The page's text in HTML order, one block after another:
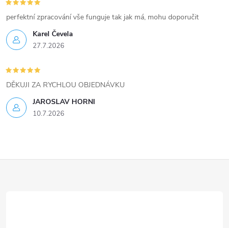
Karel Čevela
27.7.2026
perfektní zpracování vše funguje tak jak má, mohu doporučit
JAROSLAV HORNI
10.7.2026
DĚKUJI ZA RYCHLOU OBJEDNÁVKU